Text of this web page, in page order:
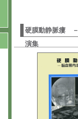
硬膜動静脈瘻
演集